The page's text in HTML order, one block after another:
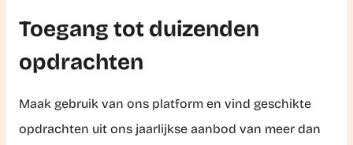
Toegang tot duizenden
opdrachten
Maak gebruik van ons platform en vind geschikte
opdrachten uit ons jaarlijkse aanbod van meer dan